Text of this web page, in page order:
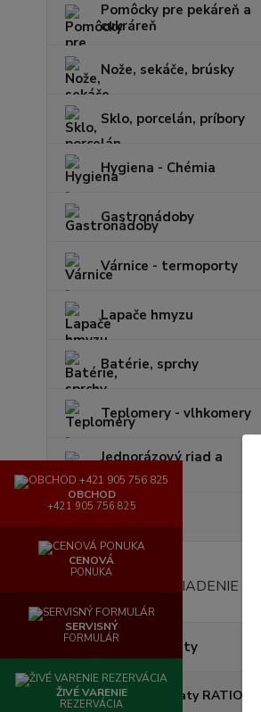
Pomôcky pre pekáreň a
cukráreň
Nože, sekáče, brúsky
Sklo, porcelán, príbory
Hygiena - Chémia
Gastronádoby
Várnice - termoporty
Lapače hmyzu
Batérie, sprchy
Teplomery - vlhkomery
Jednorázový riad a
doplnky
VARNÉ ZARIADENIE
Konvektomaty
Konvektomaty RATIONAL
OBCHOD
+421 905 756 825
CENOVÁ
PONUKA
SERVISNÝ
FORMULÁR
ŽIVÉ VARENIE
REZERVÁCIA